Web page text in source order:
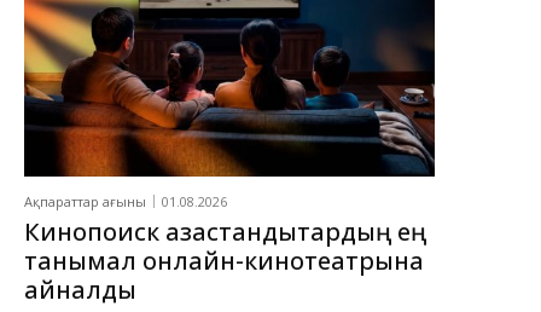
Ақпараттар ағыны 01.08.2026
Кинопоиск қазақстандықтардың ең
танымал онлайн-кинотеатрына
айналды